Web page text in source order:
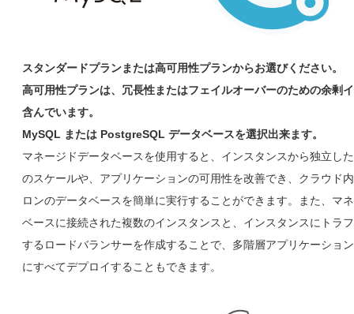
スタンダードプランまたは高可用性プランからお選びください。
高可用性プランは、冗長性またはフェイルオーバーのための余剰
含んでいます。
MySQL または PostgreSQL データベースを選択出来ます。
マネージドデータベースを使用すると、インスタンスから独立し
のスケールや、アプリケーションの可用性を改善でき、クラウド
ロンのデータベースを簡単に実行することができます。また、マ
ベースに接続された複数のインスタンスと、インスタンスにトラ
するロードバランサーを作成することで、多階層アプリケーショ
にすべてデプロイすることもできます。